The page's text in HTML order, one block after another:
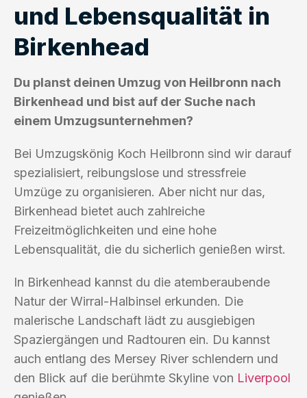
und Lebensqualität in
Birkenhead
Du planst deinen Umzug von Heilbronn nach
Birkenhead und bist auf der Suche nach
einem Umzugsunternehmen?
Bei Umzugskönig Koch Heilbronn sind wir darauf
spezialisiert, reibungslose und stressfreie
Umzüge zu organisieren. Aber nicht nur das,
Birkenhead bietet auch zahlreiche
Freizeitmöglichkeiten und eine hohe
Lebensqualität, die du sicherlich genießen wirst.
In Birkenhead kannst du die atemberaubende
Natur der Wirral-Halbinsel erkunden. Die
malerische Landschaft lädt zu ausgiebigen
Spaziergängen und Radtouren ein. Du kannst
auch entlang des Mersey River schlendern und
den Blick auf die berühmte Skyline von Liverpool